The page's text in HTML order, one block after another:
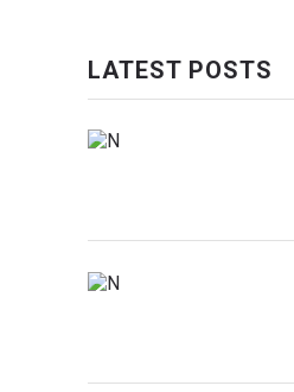
LATEST POSTS